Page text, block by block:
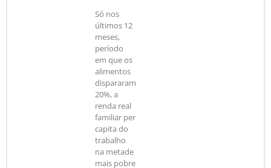
Só nos
últimos 12
meses,
período
em que os
alimentos
dispararam
20%, a
renda real
familiar per
capita do
trabalho
na metade
mais pobre